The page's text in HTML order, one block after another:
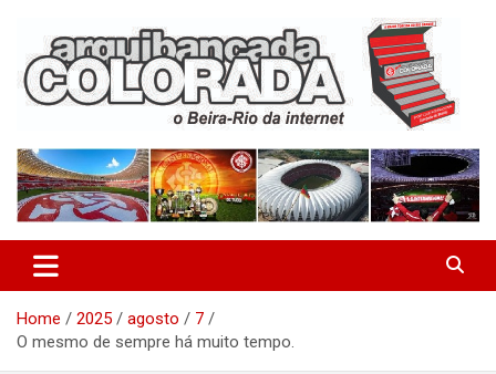
content
Arquibancada Colorada
Home 2025 agosto
7
O mesmo de sempre há muito tempo.